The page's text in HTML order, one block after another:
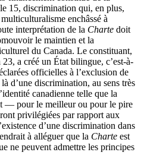
15, discrimination qui, en plus,
enchâssé à
interprétation de la Charte doit
le maintien et la
du Canada. Le constituant,
a créé un État bilingue, c’est-à-
officielles à l’exclusion de
d’une discrimination, au sens très
canadienne telle que la
— pour le meilleur ou pour le pire
privilégiées par rapport aux
d’une discrimination dans
à alléguer que la Charte est
ne peuvent admettre les principes